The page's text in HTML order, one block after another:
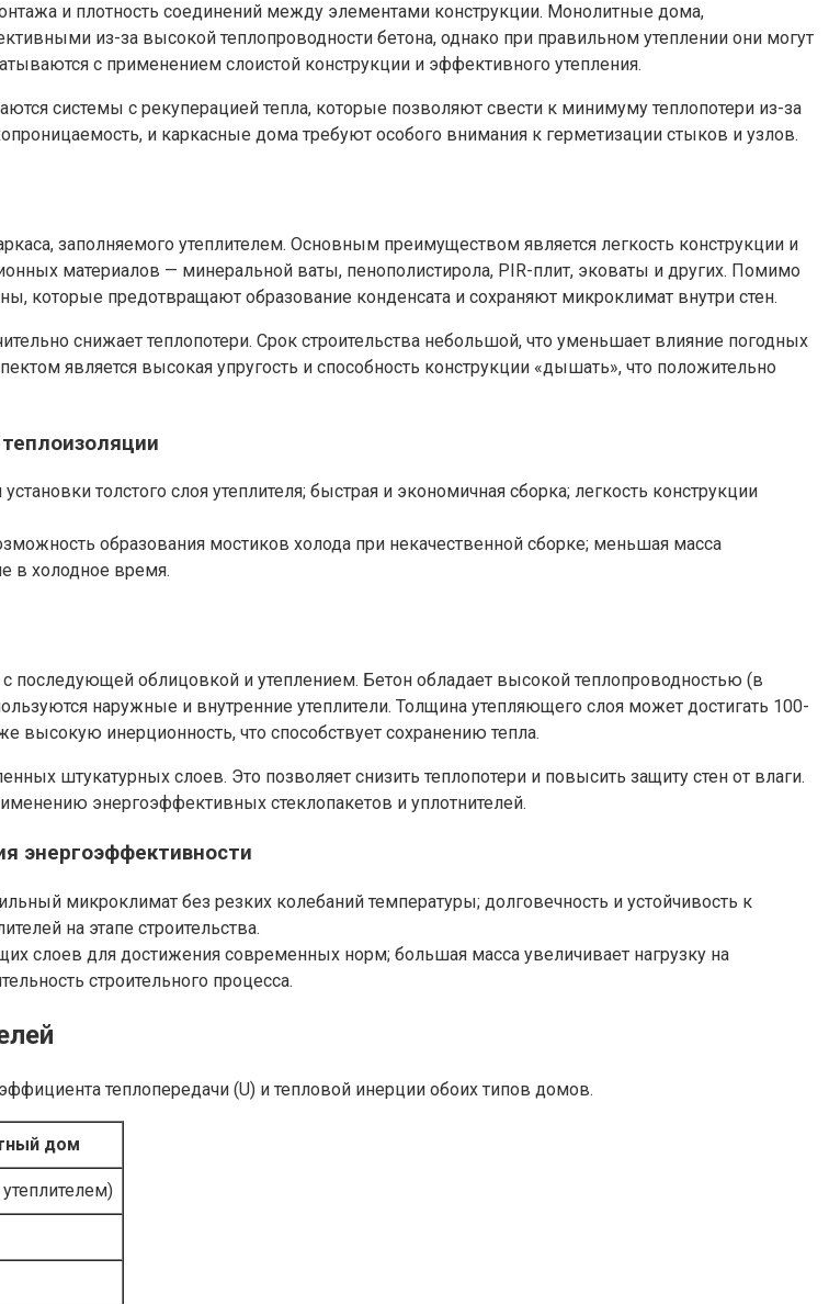
и плотность соединений между элементами конструкции. Монолитные дома,
из-за высокой теплопроводности бетона, однако при правильном утеплении они могут
с применением слоистой конструкции и эффективного утепления.
системы с рекуперацией тепла, которые позволяют свести к минимуму теплопотери из-за
и каркасные дома требуют особого внимания к герметизации стыков и узлов.
заполняемого утеплителем. Основным преимуществом является легкость конструкции и
материалов — минеральной ваты, пенополистирола, PIR-плит, эковаты и других. Помимо
которые предотвращают образование конденсата и сохраняют микроклимат внутри стен.
снижает теплопотери. Срок строительства небольшой, что уменьшает влияние погодных
является высокая упругость и способность конструкции «дышать», что положительно
толстого слоя утеплителя; быстрая и экономичная сборка; легкость конструкции
образования мостиков холода при некачественной сборке; меньшая масса
в холодное время.
последующей облицовкой и утеплением. Бетон обладает высокой теплопроводностью (в
наружные и внутренние утеплители. Толщина утепляющего слоя может достигать 100-
высокую инерционность, что способствует сохранению тепла.
штукатурных слоев. Это позволяет снизить теплопотери и повысить защиту стен от влаги.
энергоэффективных стеклопакетов и уплотнителей.
энергоэффективности
микроклимат без резких колебаний температуры; долговечность и устойчивость к
на этапе строительства.
слоев для достижения современных норм; большая масса увеличивает нагрузку на
строительного процесса.
теплопередачи (U) и тепловой инерции обоих типов домов.
дом